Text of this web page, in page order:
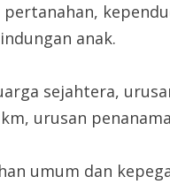
anak.
sejahtera,
urusan
umum dan